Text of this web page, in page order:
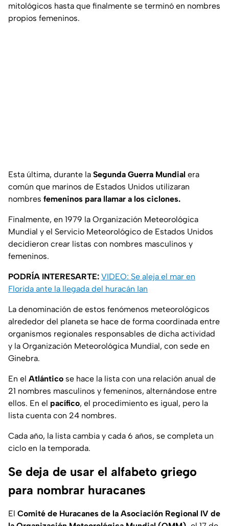
mitológicos hasta que finalmente se terminó en nombres
propios femeninos.
Esta última, durante la Segunda Guerra Mundial era
común que marinos de Estados Unidos utilizaran
nombres femeninos para llamar a los ciclones.
Finalmente, en 1979 la Organización Meteorológica
Mundial y el Servicio Meteorológico de Estados Unidos
decidieron crear listas con nombres masculinos y
femeninos.
PODRÍA INTERESARTE: VIDEO: Se aleja el mar en
Florida ante la llegada del huracán Ian
La denominación de estos fenómenos meteorológicos
alrededor del planeta se hace de forma coordinada entre
organismos regionales responsables de dicha actividad
y la Organización Meteorológica Mundial, con sede en
Ginebra.
En el Atlántico se hace la lista con una relación anual de
21 nombres masculinos y femeninos, alternándose entre
ellos. En el pacífico, el procedimiento es igual, pero la
lista cuenta con 24 nombres.
Cada año, la lista cambia y cada 6 años, se completa un
ciclo en la temporada.
Se deja de usar el alfabeto griego
para nombrar huracanes
El Comité de Huracanes de la Asociación Regional IV de